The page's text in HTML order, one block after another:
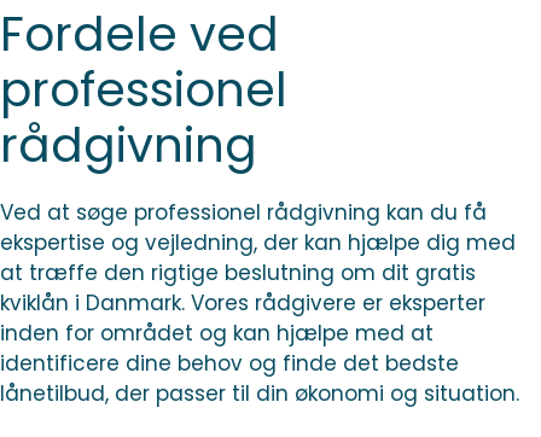
Fordele ved
professionel
rådgivning
Ved at søge professionel rådgivning kan du få
ekspertise og vejledning, der kan hjælpe dig med
at træffe den rigtige beslutning om dit gratis
kviklån i Danmark. Vores rådgivere er eksperter
inden for området og kan hjælpe med at
identificere dine behov og finde det bedste
lånetilbud, der passer til din økonomi og situation.